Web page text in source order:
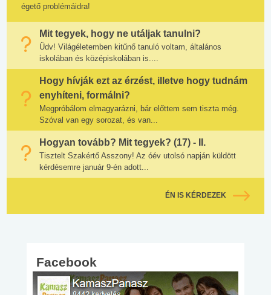
égető problémáidra!
Mit tegyek, hogy ne utáljak tanulni?
Üdv! Világéletemben kitűnő tanuló voltam, általános
iskolában és középiskolában is....
Hogy hívják ezt az érzést, illetve hogy tudnám
enyhíteni, formálni?
Megpróbálom elmagyarázni, bár előttem sem tiszta még.
Szóval van egy sorozat, és van...
Hogyan tovább? Mit tegyek? (17) - II.
Tisztelt Szakértő Asszony! Az óév utolsó napján küldött
kérdésemre január 9-én adott...
ÉN IS KÉRDEZEK
Facebook